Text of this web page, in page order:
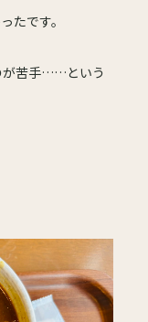
たです。
が苦手……という